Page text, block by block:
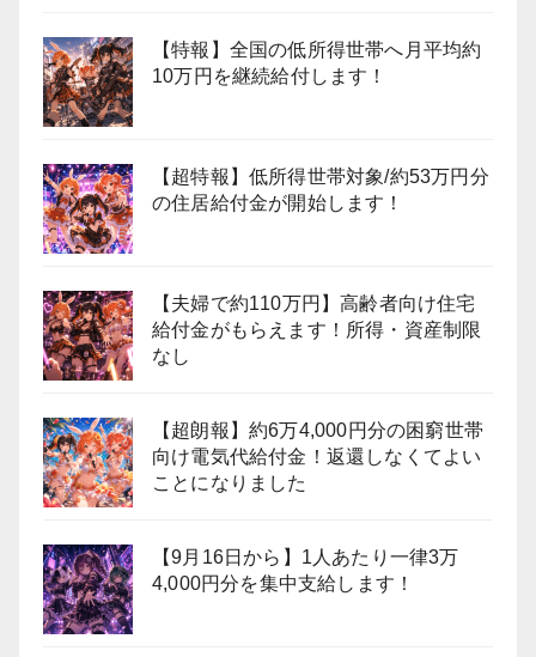
【特報】全国の低所得世帯へ月平均約
10万円を継続給付します！
【超特報】低所得世帯対象/約53万円分
の住居給付金が開始します！
【夫婦で約110万円】高齢者向け住宅
給付金がもらえます！所得・資産制限
なし
【超朗報】約6万4,000円分の困窮世帯
向け電気代給付金！返還しなくてよい
ことになりました
【9月16日から】1人あたり一律3万
4,000円分を集中支給します！